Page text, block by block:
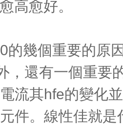
高愈好。
的幾個重要的原
，還有一個重要
流其hfe的變化
件。線性佳就